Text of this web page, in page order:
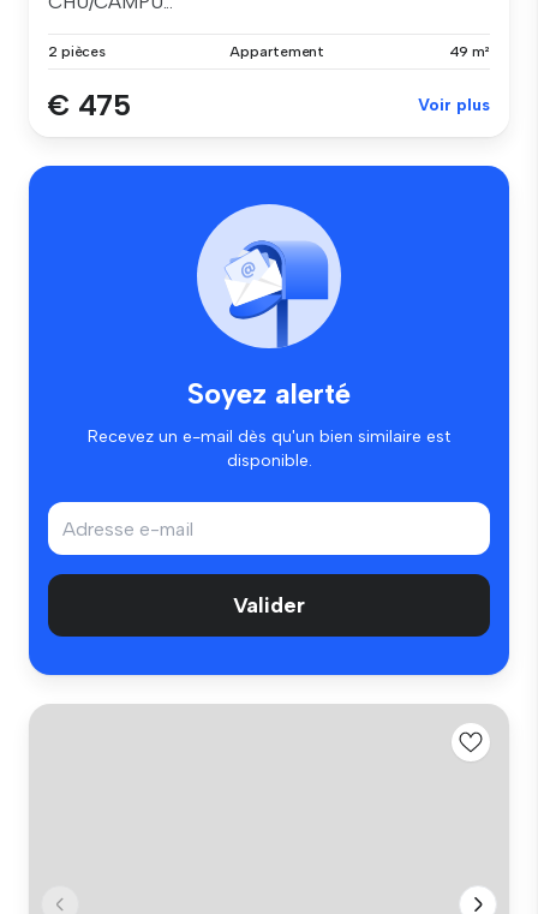
2 pièces Appartement 49 m²
€ 475 Voir plus
Soyez alerté
Recevez un e-mail dès qu'un bien similaire est
disponible.
Valider